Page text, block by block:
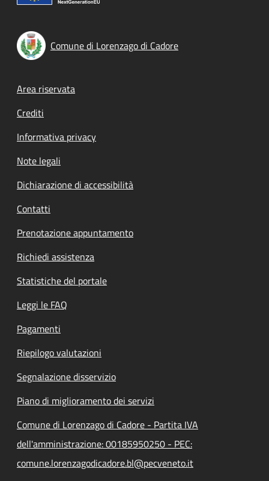
Comune di Lorenzago di Cadore
Footer menu
Area riservata
Crediti
Informativa privacy
Note legali
Dichiarazione di accessibilità
Contatti
Prenotazione appuntamento
Richiedi assistenza
Statistiche del portale
Leggi le FAQ
Pagamenti
Riepilogo valutazioni
Segnalazione disservizio
Piano di miglioramento dei servizi
Comune di Lorenzago di Cadore - Partita IVA
dell'amministrazione: 00185950250 - PEC:
comune.lorenzagodicadore.bl@pecveneto.it